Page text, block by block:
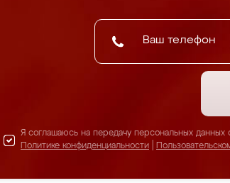
Я соглашаюсь на передачу персональных данных
Политике конфиденциальности